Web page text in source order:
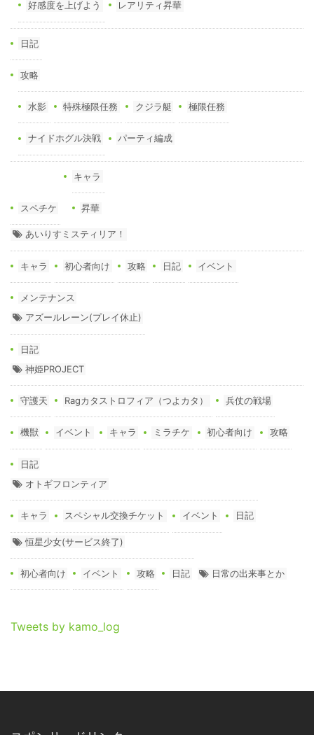
好感度を上げよう レアリティ昇華
日記
攻略
水影 特殊極限任務 クジラ艇 極限任務
ナイドホグル決戦 パーティ編成
スペチケ
キャラ
昇華
あいりすミスティリア！
キャラ 初心者向け 攻略 日記 イベント
メンテナンス
アズールレーン(プレイ休止)
日記
神姫PROJECT
守護天 Ragカタストロフィア（つよカタ） 兵仗の戦場
機獣 イベント キャラ ミラチケ 初心者向け 攻略
日記
オトギフロンティア
キャラ スペシャル交換チケット イベント 日記
恒星少女(サービス終了)
初心者向け イベント 攻略 日記 日常の出来事とか
Tweets by kamo_log